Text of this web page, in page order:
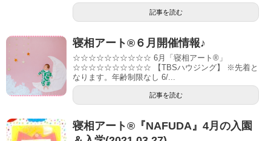
記事を読む
寝相アート®６月開催情報♪
☆☆☆☆☆☆☆☆☆☆ 6月「寝相アート®︎」
☆☆☆☆☆☆☆☆☆☆ 【TBSハウジング】 ※先着と
なります。年齢制限なし 6/...
記事を読む
寝相アート®『NAFUDA』4月の入園